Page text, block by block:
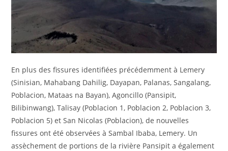
En plus des fissures identifiées précédemment à Lemery
(Sinisian, Mahabang Dahilig, Dayapan, Palanas, Sangalang,
Poblacion, Mataas na Bayan), Agoncillo (Pansipit,
Bilibinwang), Talisay (Poblacion 1, Poblacion 2, Poblacion 3,
Poblacion 5) et San Nicolas (Poblacion), de nouvelles
fissures ont été observées à Sambal Ibaba, Lemery. Un
assèchement de portions de la rivière Pansipit a également